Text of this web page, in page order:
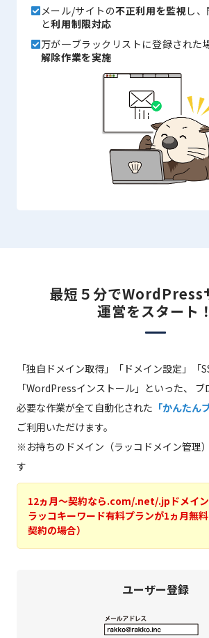
メール/サイトの不正利用を監視し
と利用制限対応
万が一ブラックリストに登録された
解除作業を実施
最短５分でWordPress
運営をスタート！
「独自ドメイン取得」「ドメイン設定」「
「WordPressインストール」といった、
ブ
必要な作業が全て自動化された 「かんたん
ご利用いただけます。
※お持ちのドメイン（ラッコドメイン管理
す
12ヵ月～契約なら.com/.net/.jpドメイン
ラッコキーワード有料プランが1ヵ月無
契約の場合）
ユーザー登録